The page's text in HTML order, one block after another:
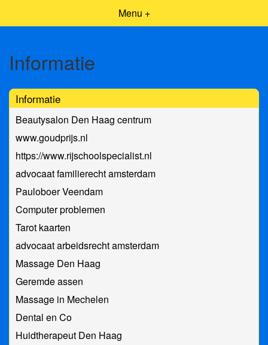
Menu +
Informatie
Informatie
Beautysalon Den Haag centrum
www.goudprijs.nl
https://www.rijschoolspecialist.nl
advocaat familierecht amsterdam
Pauloboer Veendam
Computer problemen
Tarot kaarten
advocaat arbeidsrecht amsterdam
Massage Den Haag
Geremde assen
Massage in Mechelen
Dental en Co
Huidtherapeut Den Haag